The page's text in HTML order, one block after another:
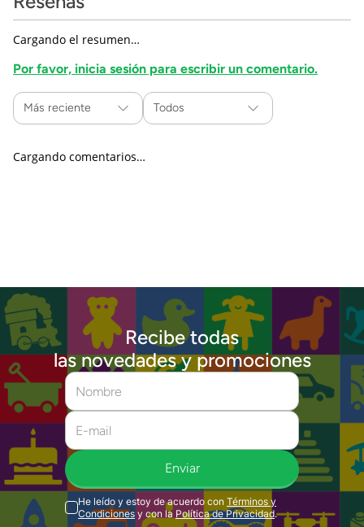
Cargando el resumen…
Por favor, inicia sesión para escribir un comentario.
Más reciente Todos
Cargando comentarios…
Recibe todas
las novedades y promociones
Enviar
He leído y estoy de acuerdo con Términos y
Condiciones y con la Política de Privacidad.